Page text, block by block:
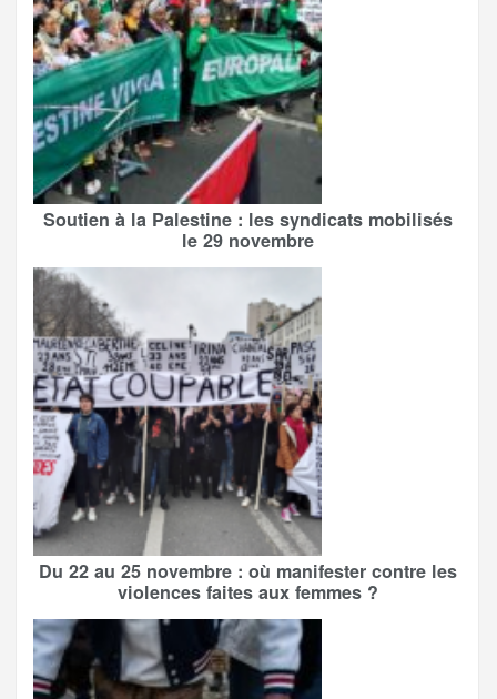
Soutien à la Palestine : les syndicats mobilisés
le 29 novembre
Du 22 au 25 novembre : où manifester contre les
violences faites aux femmes ?